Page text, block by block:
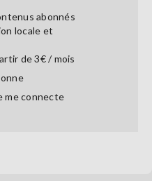
abonnés
locale et
de 3€ / mois
me connecte